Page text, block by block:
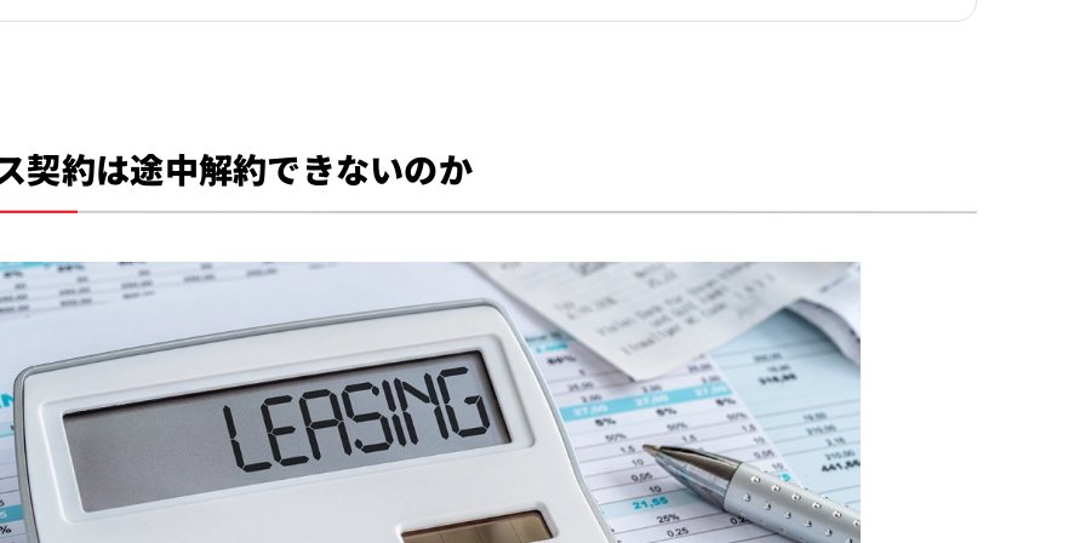
契約は途中解約できないのか